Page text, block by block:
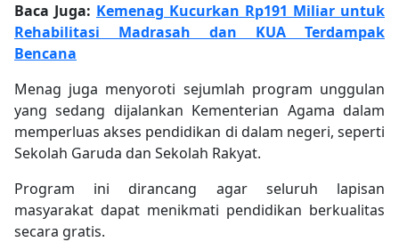
Baca Juga: Kemenag Kucurkan Rp191 Miliar untuk
Rehabilitasi Madrasah dan KUA Terdampak
Bencana
Menag juga menyoroti sejumlah program unggulan
yang sedang dijalankan Kementerian Agama dalam
memperluas akses pendidikan di dalam negeri, seperti
Sekolah Garuda dan Sekolah Rakyat.
Program ini dirancang agar seluruh lapisan
masyarakat dapat menikmati pendidikan berkualitas
secara gratis.